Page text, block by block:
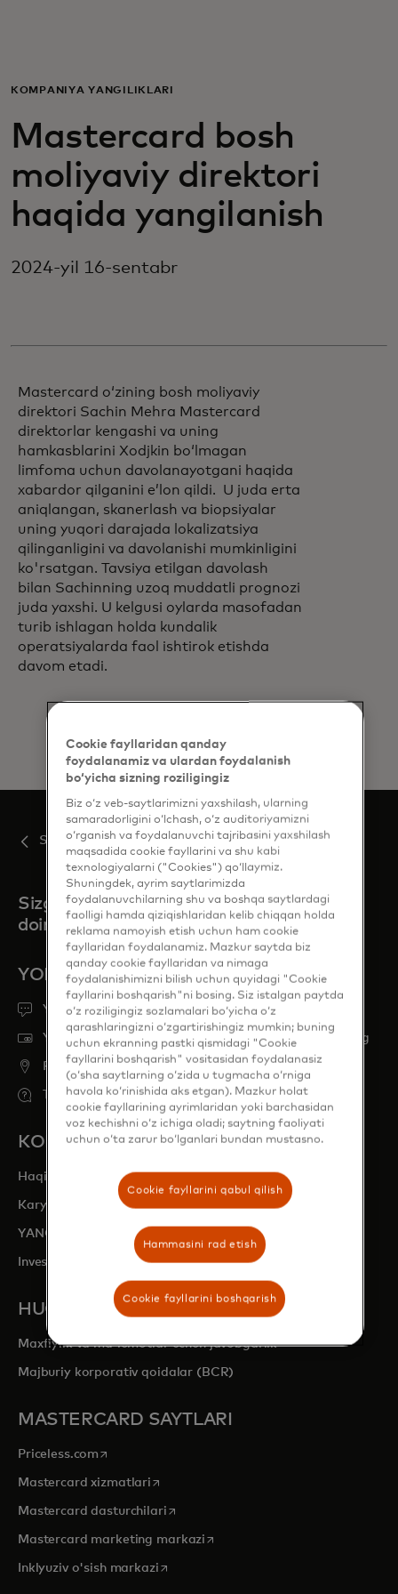
Biznes uchun
Butun dunyo uchun
Innovatorlar uchun
Yangiliklar va trendlar
KOMPANIYA YANGILIKLARI
Mastercard bosh
moliyaviy direktori
haqida yangilanish
2024-yil 16-sentabr
Mastercard oʻzining bosh moliyaviy
direktori Sachin Mehra Mastercard
direktorlar kengashi va uning
hamkasblarini Xodjkin boʻlmagan
limfoma uchun davolanayotgani haqida
xabardor qilganini eʼlon qildi. U juda erta
aniqlangan, skanerlash va biopsiyalar
uning yuqori darajada lokalizatsiya
qilinganligini va davolanishi mumkinligini
ko'rsatgan. Tavsiya etilgan davolash
bilan Sachinning uzoq muddatli prognozi
juda yaxshi. U kelgusi oylarda masofadan
turib ishlagan holda kundalik
operatsiyalarda faol ishtirok etishda
davom etadi.
Sentabr
Sizga kerak bo'lganda biz
doim shu yerdamiz
YORDAM KERAKMI?
Yordam oling
Yo'qolgan yoki o'g'irlangan karta haqida xabar bering
Find ATM
Tez-tez so'raladigan savollar
KOMPANIYA
Haqida
Karyeralar opens in a new tab
YANGILIKLAR BOʻLIMI
Investorlar bilan aloqalaropens in a new tab
HUQUQIY VA MAXFIYLIK
Maxfiylik va ma'lumotlar uchun javobgarlik
Majburiy korporativ qoidalar (BCR)
MASTERCARD SAYTLARI
Priceless.com opens in a new tab
Mastercard xizmatlari opens in a new tab
Mastercard dasturchilariopens in a new tab
Mastercard marketing markazi opens in a new tab
Inklyuziv o'sish markaziopens in a new tab
Cookie fayllaridan qanday
foydalanamiz va ulardan foydalanish
bo‘yicha sizning roziligingiz
Biz o‘z veb-saytlarimizni yaxshilash, ularning
samaradorligini o‘lchash, o‘z auditoriyamizni
o‘rganish va foydalanuvchi tajribasini yaxshilash
maqsadida cookie fayllarini va shu kabi
texnologiyalarni ("Cookies") qo‘llaymiz.
Shuningdek, ayrim saytlarimizda
foydalanuvchilarning shu va boshqa saytlardagi
faolligi hamda qiziqishlaridan kelib chiqqan holda
reklama namoyish etish uchun ham cookie
fayllaridan foydalanamiz. Mazkur saytda biz
qanday cookie fayllaridan va nimaga
foydalanishimizni bilish uchun quyidagi "Cookie
fayllarini boshqarish"ni bosing. Siz istalgan paytda
o‘z roziligingiz sozlamalari bo‘yicha o‘z
qarashlaringizni o‘zgartirishingiz mumkin; buning
uchun ekranning pastki qismidagi "Cookie
fayllarini boshqarish" vositasidan foydalanasiz
(o‘sha saytlarning o‘zida u tugmacha o‘rniga
havola ko‘rinishida aks etgan). Mazkur holat
cookie fayllarining ayrimlaridan yoki barchasidan
voz kechishni o‘z ichiga oladi; saytning faoliyati
uchun o‘ta zarur bo‘lganlari bundan mustasno.
Cookie fayllarini qabul qilish
Hammasini rad etish
Cookie fayllarini boshqarish